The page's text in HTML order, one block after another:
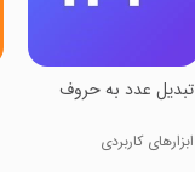
تبدیل عدد به حروف
ابزارهای کاربردی